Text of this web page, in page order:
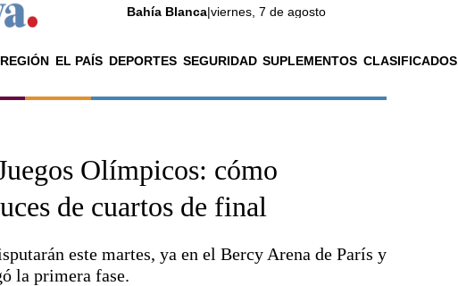
Bahía Blanca|viernes, 7 de agosto
EL PAÍS DEPORTES SEGURIDAD SUPLEMENTOS CLASIFICADOS
La ciudad
El país
Seguridad
Escenario Olímpico
Olímpicos: cómo
de cuartos de final
este martes, ya en el Bercy Arena de París y
la primera fase.